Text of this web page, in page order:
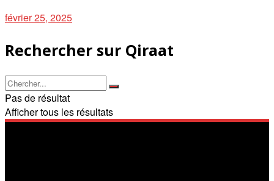
février 25, 2025
Rechercher sur Qiraat
Pas de résultat
Afficher tous les résultats